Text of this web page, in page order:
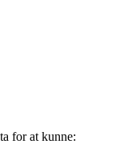
for at kunne: